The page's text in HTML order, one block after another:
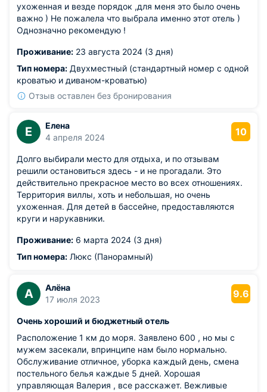
ухоженная и везде порядок ,для меня это было очень
важно ) Не пожалела что выбрала именно этот отель )
Однозначно рекомендую !
Проживание: 23 августа 2024 (3 дня)
Тип номера: Двухместный (стандартный номер с одной
кроватью и диваном-кроватью)
Отзыв оставлен без бронирования
Е
Елена
4 апреля 2024
10
Долго выбирали место для отдыха, и по отзывам
решили остановиться здесь - и не прогадали. Это
действительно прекрасное место во всех отношениях.
Территория виллы, хоть и небольшая, но очень
ухоженная. Для детей в бассейне, предоставляются
круги и нарукавники.
Проживание: 6 марта 2024 (3 дня)
Тип номера: Люкс (Панорамный)
А
Алёна
17 июля 2023
9.6
Очень хороший и бюджетный отель
Расположение 1 км до моря. Заявлено 600 , но мы с
мужем засекали, впринципе нам было нормально.
Обслуживание отличное, уборка каждый день, смена
постельного белья каждые 5 дней. Хорошая
управляющая Валерия , все расскажет. Вежливые